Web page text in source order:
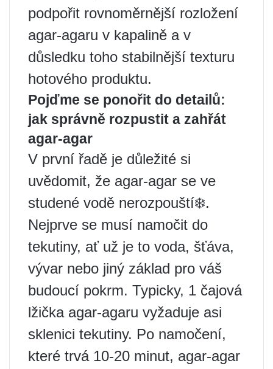
podpořit rovnoměrnější rozložení
agar-agaru v kapalině a v
důsledku toho stabilnější texturu
hotového produktu.
Pojďme se ponořit do detailů:
jak správně rozpustit a zahřát
agar-agar
V první řadě je důležité si
uvědomit, že agar-agar se ve
studené vodě nerozpouští❄️.
Nejprve se musí namočit do
tekutiny, ať už je to voda, šťáva,
vývar nebo jiný základ pro váš
budoucí pokrm. Typicky, 1 čajová
lžička agar-agaru vyžaduje asi
sklenici tekutiny. Po namočení,
které trvá 10-20 minut, agar-agar